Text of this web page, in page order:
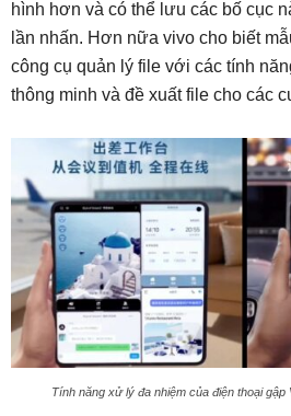
hình hơn và có thể lưu các bố cục
lần nhấn. Hơn nữa vivo cho biết
công cụ quản lý file với các tính
thông minh và đề xuất file cho các
Tính năng xử lý đa nhiệm của điện thoại gập